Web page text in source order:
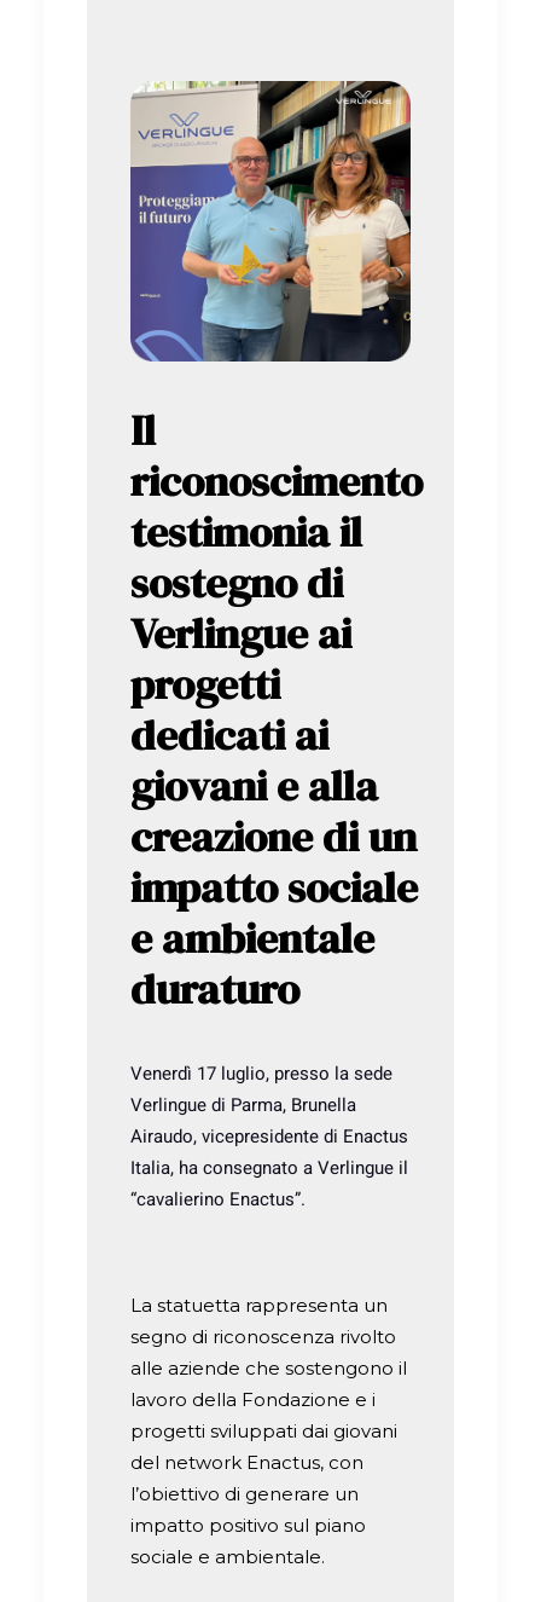
Il
riconoscimento
testimonia il
sostegno di
Verlingue ai
progetti
dedicati ai
giovani e alla
creazione di un
impatto sociale
e ambientale
duraturo
Venerdì 17 luglio, presso la sede
Verlingue di Parma, Brunella
Airaudo, vicepresidente di Enactus
Italia, ha consegnato a Verlingue il
“cavalierino Enactus”.
La statuetta rappresenta un
segno di riconoscenza rivolto
alle aziende che sostengono il
lavoro della Fondazione e i
progetti sviluppati dai giovani
del network Enactus, con
l’obiettivo di generare un
impatto positivo sul piano
sociale e ambientale.